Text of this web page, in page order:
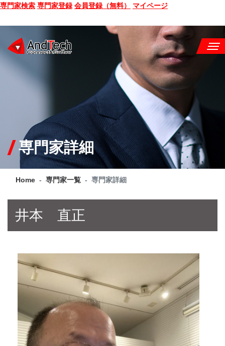
専門家検索 専門家登録 会員登録（無料） マイページ
CONSULTING
SERVICE
COMPANY
Q&A
専門家詳細
Home 専門家一覧 専門家詳細
井本 直正